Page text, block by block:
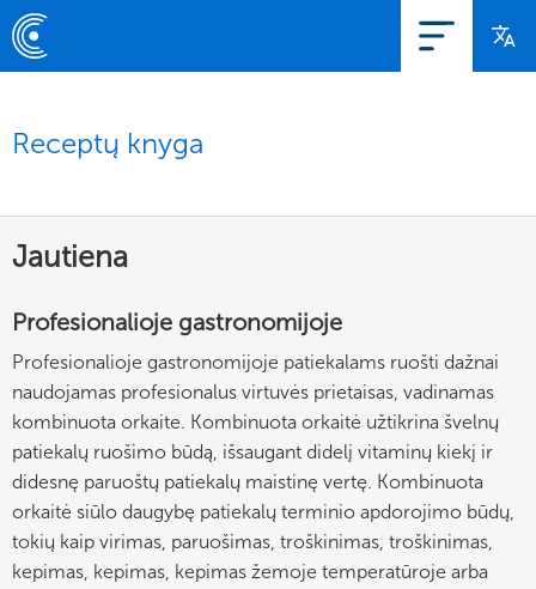
Receptų knyga
Jautiena
Profesionalioje gastronomijoje
Profesionalioje gastronomijoje patiekalams ruošti dažnai
naudojamas profesionalus virtuvės prietaisas, vadinamas
kombinuota orkaite. Kombinuota orkaitė užtikrina švelnų
patiekalų ruošimo būdą, išsaugant didelį vitaminų kiekį ir
didesnę paruoštų patiekalų maistinę vertę. Kombinuota
orkaitė siūlo daugybę patiekalų terminio apdorojimo būdų,
tokių kaip virimas, paruošimas, troškinimas, troškinimas,
kepimas, kepimas, kepimas žemoje temperatūroje arba